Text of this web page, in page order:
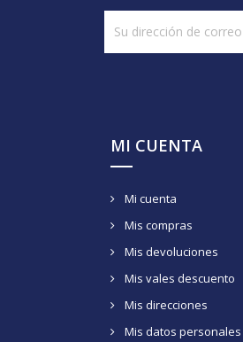
MI CUENTA
Mi cuenta
Mis compras
Mis devoluciones
Mis vales descuento
Mis direcciones
Mis datos personales